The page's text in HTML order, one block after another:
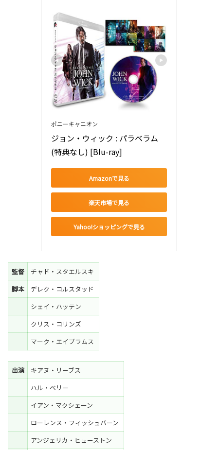
ポニーキャニオン
ジョン・ウィック : パラベラム
(特典なし) [Blu-ray]
Amazonで見る
楽天市場で見る
Yahoo!ショッピングで見る
監督
チャド・スタエルスキ
脚本
デレク・コルスタッド
シェイ・ハッテン
クリス・コリンズ
マーク・エイブラムス
出演
キアヌ・リーブス
ハル・ベリー
イアン・マクシェーン
ローレンス・フィッシュバーン
アンジェリカ・ヒューストン